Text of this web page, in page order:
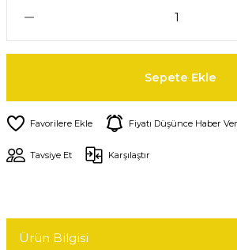
Sepete Ekle
Fiyatı Düşünce Haber Ver
Tavsiye Et Karşılaştır
Ürün Bilgisi